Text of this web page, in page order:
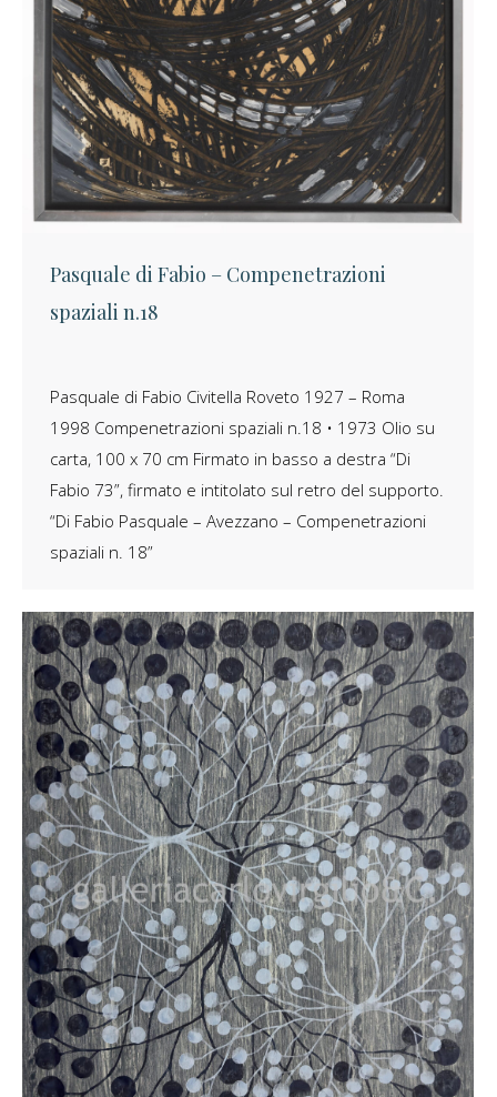
Pasquale di Fabio – Compenetrazioni
spaziali n.18
Pasquale di Fabio Civitella Roveto 1927 – Roma
1998 Compenetrazioni spaziali n.18 • 1973 Olio su
carta, 100 x 70 cm Firmato in basso a destra “Di
Fabio 73”, firmato e intitolato sul retro del supporto.
“Di Fabio Pasquale – Avezzano – Compenetrazioni
spaziali n. 18”